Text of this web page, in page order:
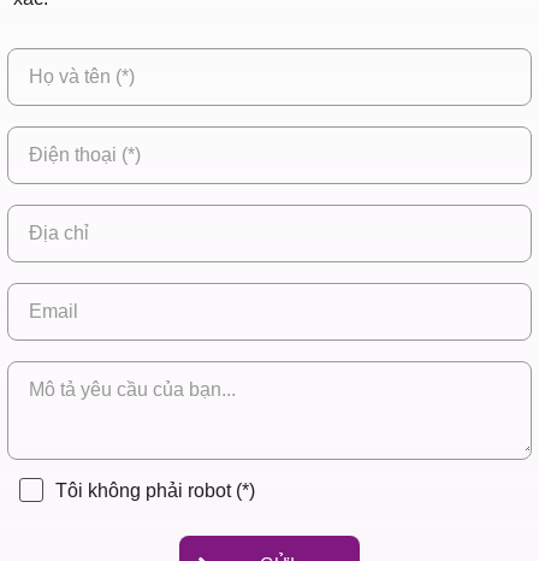
Tôi không phải robot (*)